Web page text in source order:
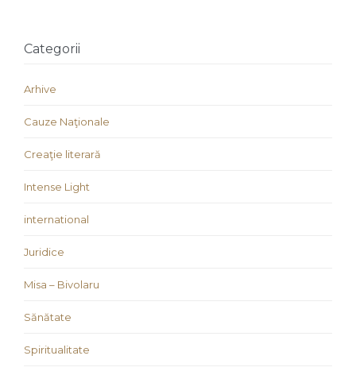
Categorii
Arhive
Cauze Naţionale
Creaţie literară
Intense Light
international
Juridice
Misa – Bivolaru
Sănătate
Spiritualitate